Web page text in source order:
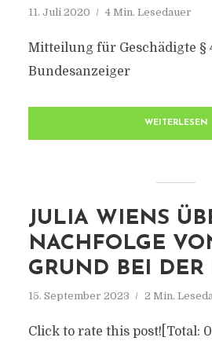
11. Juli 2020 4 Min. Lesedauer
Mitteilung für Geschädigte §
Bundesanzeiger
WEITERLESEN
JULIA WIENS
NACHFOLGE
GRUND BEI DER
15. September 2023 2 Min.
Click to rate this post![Total: